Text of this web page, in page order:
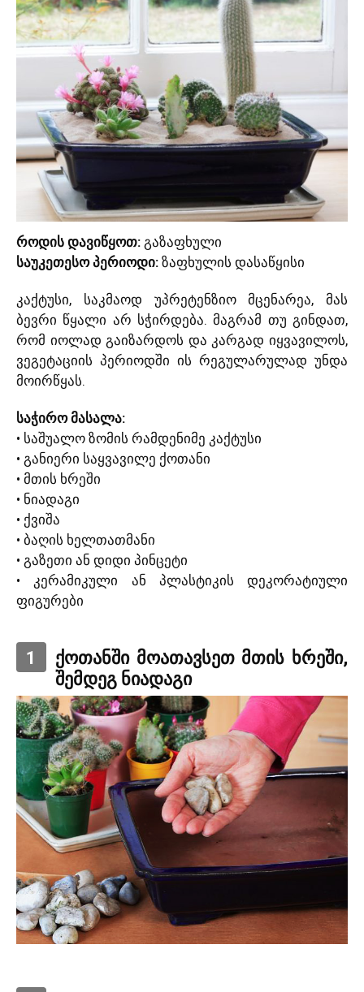
როდის დავიწყოთ: გაზაფხული
საუკეთესო პერიოდი: ზაფხულის დასაწყისი
კაქტუსი, საკმაოდ უპრეტენზიო მცენარეა, მას
ბევრი წყალი არ სჭირდება. მაგრამ თუ გინდათ,
რომ იოლად გაიზარდოს და კარგად იყვავილოს,
ვეგეტაციის პერიოდში ის რეგულარულად უნდა
მოირწყას.
საჭირო მასალა:
• საშუალო ზომის რამდენიმე კაქტუსი
• განიერი საყვავილე ქოთანი
• მთის ხრეში
• ნიადაგი
• ქვიშა
• ბაღის ხელთათმანი
• გაზეთი ან დიდი პინცეტი
• კერამიკული ან პლასტიკის დეკორატიული
ფიგურები
1
ქოთანში მოათავსეთ მთის ხრეში,
შემდეგ ნიადაგი